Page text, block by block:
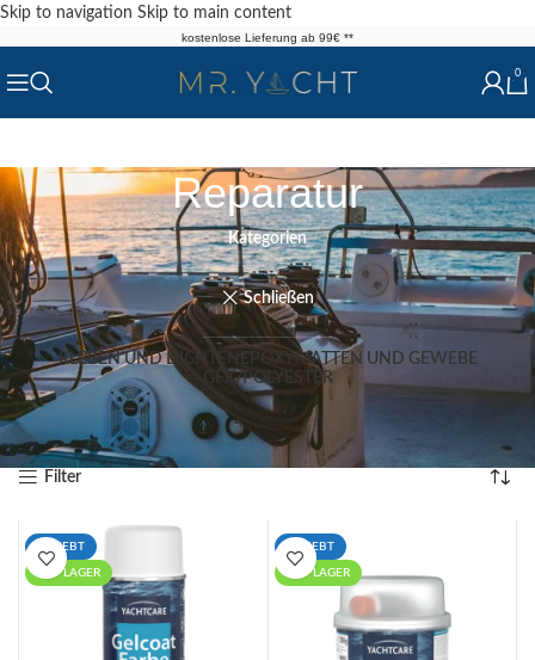
Skip to navigation Skip to main content
kostenlose Lieferung ab 99€ **
0
Reparatur
Kategorien
Schließen
KLEBEN UND DICHTEN EPOXY MATTEN UND GEWEBE
GFK/POLYESTER
Start
Shop /
Reparatur
Ergebnisse 1 – 12 von 532 werden angezeigt
Filter
BELIEBT
AUF LAGER
BELIEBT
AUF LAGER